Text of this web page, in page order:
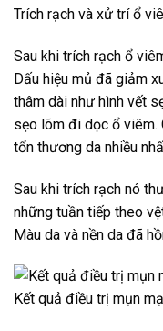
Trích rạch và xử trí ổ
Sau khi trích rạch ổ
Dấu hiệu mủ đã giảm
thâm dài như hình vết
sẹo lõm đi dọc ổ viêm.
tổn thương da nhiều
Sau khi trích rạch nó
những tuần tiếp theo
Màu da và nền da đã
Kết quả điều trị mụn